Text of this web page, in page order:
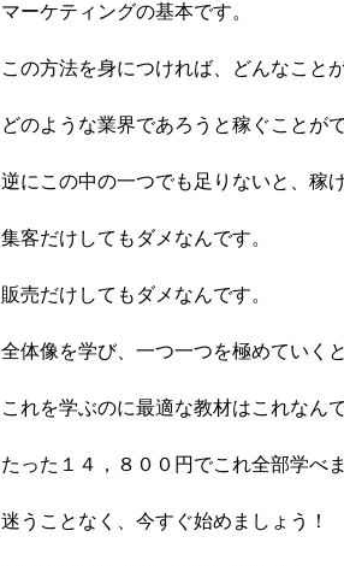
マーケティングの基本です。
この方法を身につければ、どんなこと
どのような業界であろうと稼ぐことが
逆にこの中の一つでも足りないと、稼
集客だけしてもダメなんです。
販売だけしてもダメなんです。
全体像を学び、一つ一つを極めていく
これを学ぶのに最適な教材はこれなんで
たった１４，８００円でこれ全部学べま
迷うことなく、今すぐ始めましょう！